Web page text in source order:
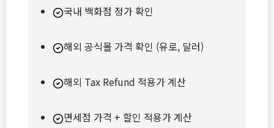
국내 백화점 정가 확인
해외 공식몰 가격 확인 (유로, 달러)
해외 Tax Refund 적용가 계산
면세점 가격 + 할인 적용가 계산